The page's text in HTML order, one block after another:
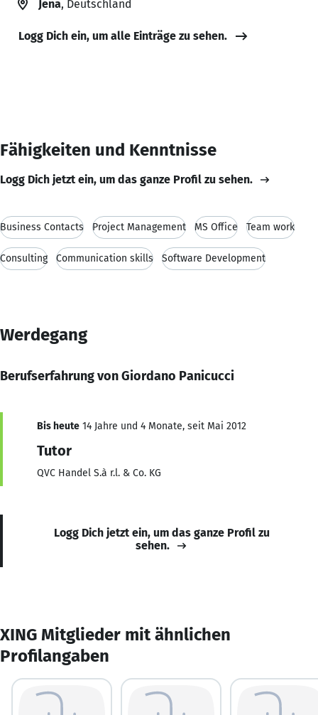
Jena, Deutschland
Logg Dich ein, um alle Einträge zu sehen.
Fähigkeiten und Kenntnisse
Logg Dich jetzt ein, um das ganze Profil zu sehen.
Business Contacts Project Management MS Office Team work
Consulting Communication skills Software Development
Werdegang
Berufserfahrung von Giordano Panicucci
Bis heute 14 Jahre und 4 Monate, seit Mai 2012
Tutor
QVC Handel S.à r.l. & Co. KG
Logg Dich jetzt ein, um das ganze Profil zu
sehen.
XING Mitglieder mit ähnlichen
Profilangaben